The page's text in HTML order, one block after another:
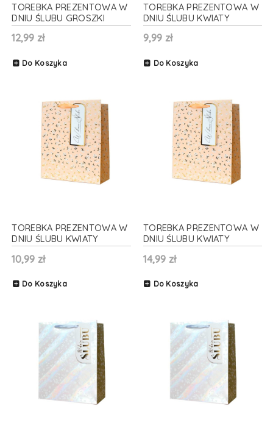
TOREBKA PREZENTOWA W
DNIU ŚLUBU GROSZKI
KWIATY 33x45cm
12,99 zł
Do Koszyka
TOREBKA PREZENTOWA W
DNIU ŚLUBU KWIATY
BRZOSKWINIOWA 13x18cm
9,99 zł
Do Koszyka
TOREBKA PREZENTOWA W
DNIU ŚLUBU KWIATY
BRZOSKWINIOWA 23x18cm
10,99 zł
Do Koszyka
TOREBKA PREZENTOWA W
DNIU ŚLUBU KWIATY
BRZOSKWINIOWA 33x46cm
14,99 zł
Do Koszyka